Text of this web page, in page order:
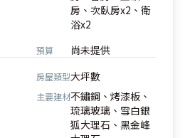
房、次臥房x2、衛
浴x2
預算 尚未提供
房屋類型大坪數
主要建材不鏽鋼、烤漆板、
琉璃玻璃、雪白銀
狐大理石、黑金峰